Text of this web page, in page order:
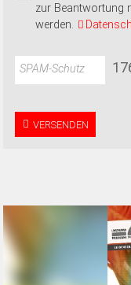
zur Beantwortung
werden.
SPAM-Schutz 17
VERSENDEN